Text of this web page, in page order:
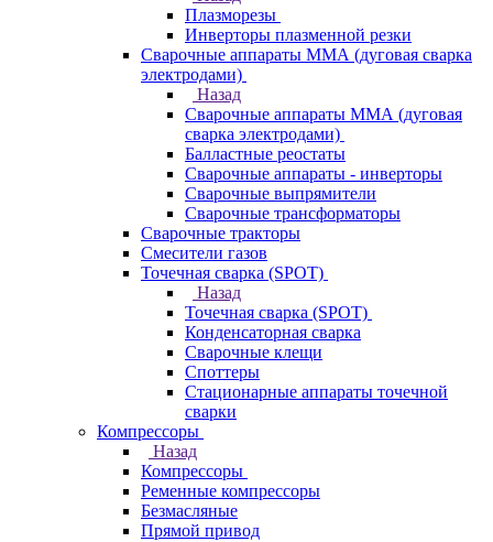
Плазморезы
Инверторы плазменной резки
Сварочные аппараты ММА (дуговая сварка
электродами)
Назад
Сварочные аппараты ММА (дуговая
сварка электродами)
Балластные реостаты
Сварочные аппараты - инверторы
Сварочные выпрямители
Сварочные трансформаторы
Сварочные тракторы
Смесители газов
Точечная сварка (SPOT)
Назад
Точечная сварка (SPOT)
Конденсаторная сварка
Сварочные клещи
Споттеры
Стационарные аппараты точечной
сварки
Компрессоры
Назад
Компрессоры
Ременные компрессоры
Безмасляные
Прямой привод